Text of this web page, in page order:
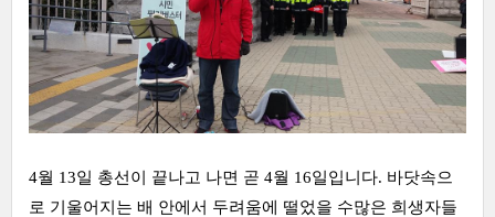
4월 13일 총선이 끝나고 나면 곧 4월 16일입니다. 바닷속으
로 기울어지는 배 안에서 두려움에 떨었을 수많은 희생자들